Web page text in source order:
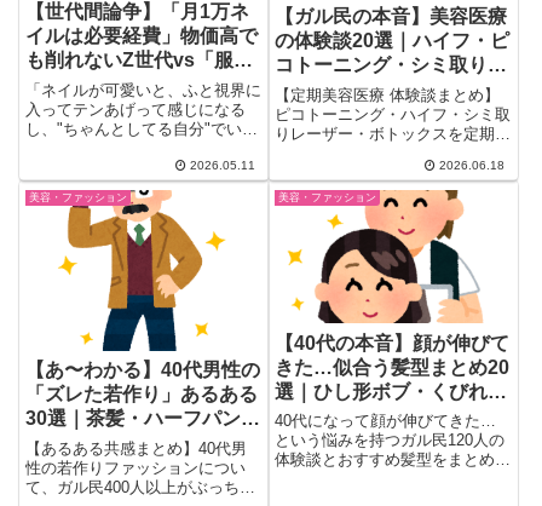
【世代間論争】「月1万ネ
イルは必要経費」物価高で
も削れないZ世代vs「服よ
り先に髪洗え」ガル民の本
音｜賛否両論まとめ
「ネイルが可愛いと、ふと視界に
入ってテンあげって感じになる
し、"ちゃんとしてる自分"でいら
2026.05.11
【ガル民の本音】美容医療
の体験談20選｜ハイフ・ピ
コトーニング・シミ取りの
効果と痛みのリアル
【定期美容医療 体験談まとめ】
ピコトーニング・ハイフ・シミ取
りレーザー・ボトックスを定期的
を厳選。シミのイタチごっこ問
題、ハイフの痛みの実態、年間コ
スト感まで、クリニックでは聞け
ない本音を一気にチェック！
2026.06.18
美容・ファッション
【あ〜わかる】40代男性の
「ズレた若作り」あるある
30選｜茶髪・ハーフパン
ツ・清潔感でガル民が語る
本音
【あるある共感まとめ】40代男
性の若作りファッションについ
て、ガル民400人以上がぶっちゃ
美容・ファッション
【40代の本音】顔が伸びて
きた…似合う髪型まとめ20
選｜ひし形ボブ・くびれ巻
きのリアル感想
40代になって顔が伸びてきた…
という悩みを持つガル民120人の
体験談とおすすめ髪型をまとめま